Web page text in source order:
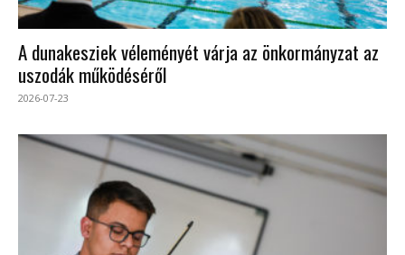
A dunakesziek véleményét várja az önkormányzat az
uszodák működéséről
2026-07-23